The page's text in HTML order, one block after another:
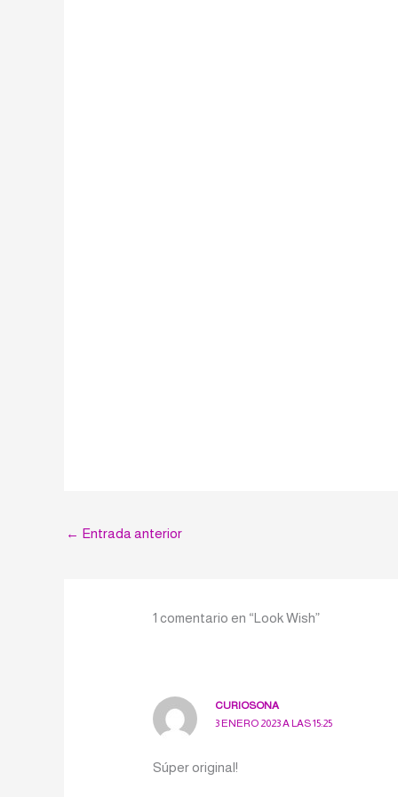
← Entrada anterior
1 comentario en “Look Wish”
CURIOSONA
3 ENERO 2023 A LAS 15:25
Súper original!